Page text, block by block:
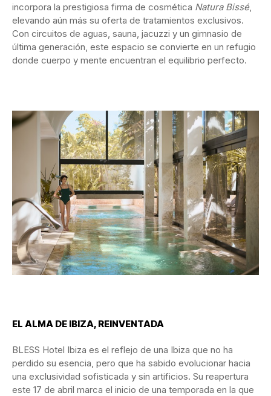
incorpora la prestigiosa firma de cosmética Natura Bissé,
elevando aún más su oferta de tratamientos exclusivos.
Con circuitos de aguas, sauna, jacuzzi y un gimnasio de
última generación, este espacio se convierte en un refugio
donde cuerpo y mente encuentran el equilibrio perfecto.
EL ALMA DE IBIZA, REINVENTADA
BLESS Hotel Ibiza es el reflejo de una Ibiza que no ha
perdido su esencia, pero que ha sabido evolucionar hacia
una exclusividad sofisticada y sin artificios. Su reapertura
este 17 de abril marca el inicio de una temporada en la que